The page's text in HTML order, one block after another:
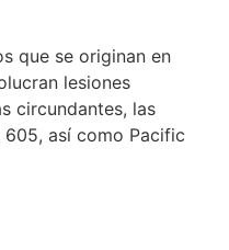
que se originan en
lesiones
circundantes, las
605, así como Pacific